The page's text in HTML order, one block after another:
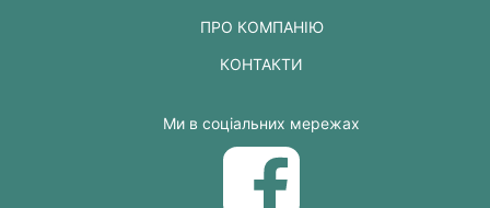
ПРО КОМПАНІЮ
КОНТАКТИ
Ми в соціальних мережах